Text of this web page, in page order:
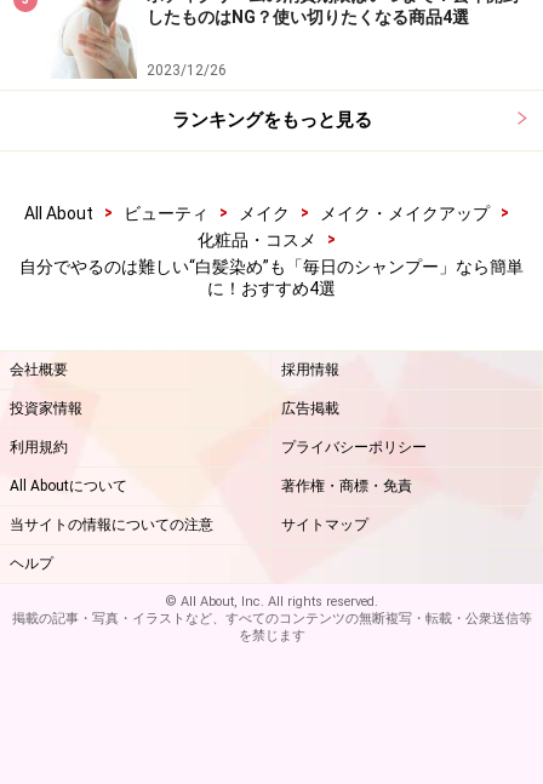
プーで白髪を染められて、かつ自然な仕上がりを叶えて
くれるのは、忙しい人にもぴったり。何よりシャンプー
なので、気軽に取り入れられるというのも高ポイントで
す。最近白髪が気になる……と悩んでいる人は、ぜひ一度
試してみてください。
※記事内容は執筆時点のものです。最新の内容をご確認くださ
い。
※個人の体質、また、誤った方法による実践に起因して肌荒れや
不調を引き起こす場合があります。実践の際には、必ず自身の体
Amazonで化粧品・コスメをチェック！
したものはNG？使い切りたくなる商品4選
2023/12/26
ランキングをもっと見る
All About > ビューティ > メイク > メイク・メイクアップ
>
化粧品・コスメ
>
自分でやるのは難しい“白髪染め”も「毎日のシャンプー」なら簡単
に！おすすめ4選
会社概要 採用情報
投資家情報 広告掲載
利用規約 プライバシーポリシー
All Aboutについて 著作権・商標・免責
当サイトの情報についての注意 サイトマップ
ヘルプ
© All About, Inc. All rights reserved.
掲載の記事・写真・イラストなど、すべてのコンテンツの無断複写・転載・公衆送信等
を禁じます